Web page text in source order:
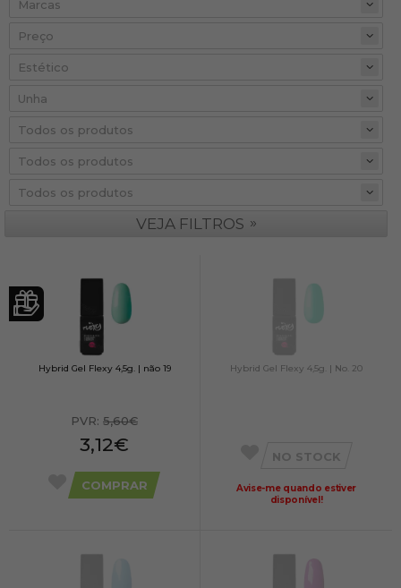
Preço
VEJA FILTROS »
Hybrid Gel Flexy 4,5g. | não 19
PVR: 5,60€
3,12€
COMPRAR
Hybrid Gel Flexy 4,5g. | No. 20
NO STOCK
Avise-me quando estiver
disponível!